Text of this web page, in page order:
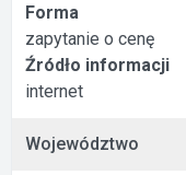
Forma
zapytanie o cenę
Źródło informacji
internet
Województwo